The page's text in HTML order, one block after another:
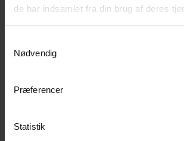
de har indsamlet fra din brug af deres
Nødvendig
Præferencer
Statistik
Del på Facebook
Fremstillet af 94% polyester og 6% nylon.
Sædet har skum- og pocketfjederfyld med en